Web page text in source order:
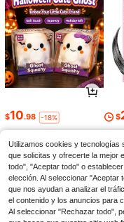
$10.98 -18% $
Utilizamos cookies y tecnologías
que solicitas y ofrecerte la mejor
todo", "Aceptar todo" o
elección. Al seleccionar "Aceptar
que nos ayudan a analizar el
el contenido y los anuncios para
Al seleccionar "Rechazar todo",